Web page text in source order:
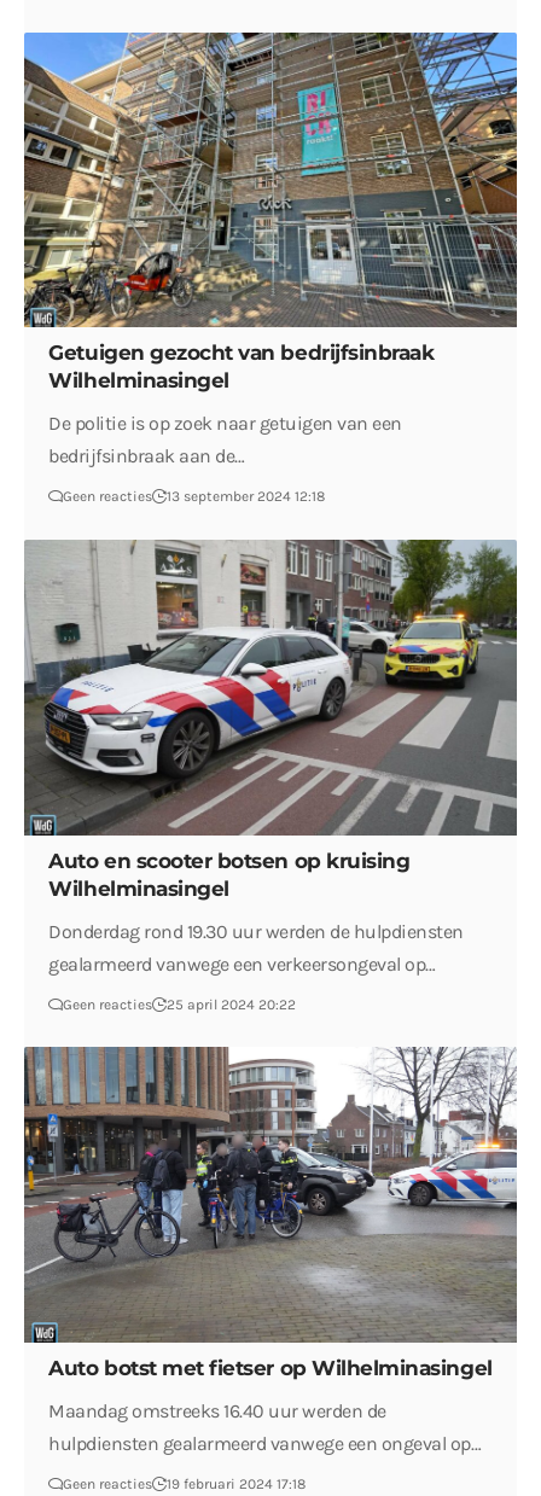
Getuigen gezocht van bedrijfsinbraak
Wilhelminasingel
De politie is op zoek naar getuigen van een
bedrijfsinbraak aan de…
Geen reacties 13 september 2024 12:18
Auto en scooter botsen op kruising
Wilhelminasingel
Donderdag rond 19.30 uur werden de hulpdiensten
gealarmeerd vanwege een verkeersongeval op…
Geen reacties 25 april 2024 20:22
Auto botst met fietser op Wilhelminasingel
Maandag omstreeks 16.40 uur werden de
hulpdiensten gealarmeerd vanwege een ongeval op…
Geen reacties 19 februari 2024 17:18